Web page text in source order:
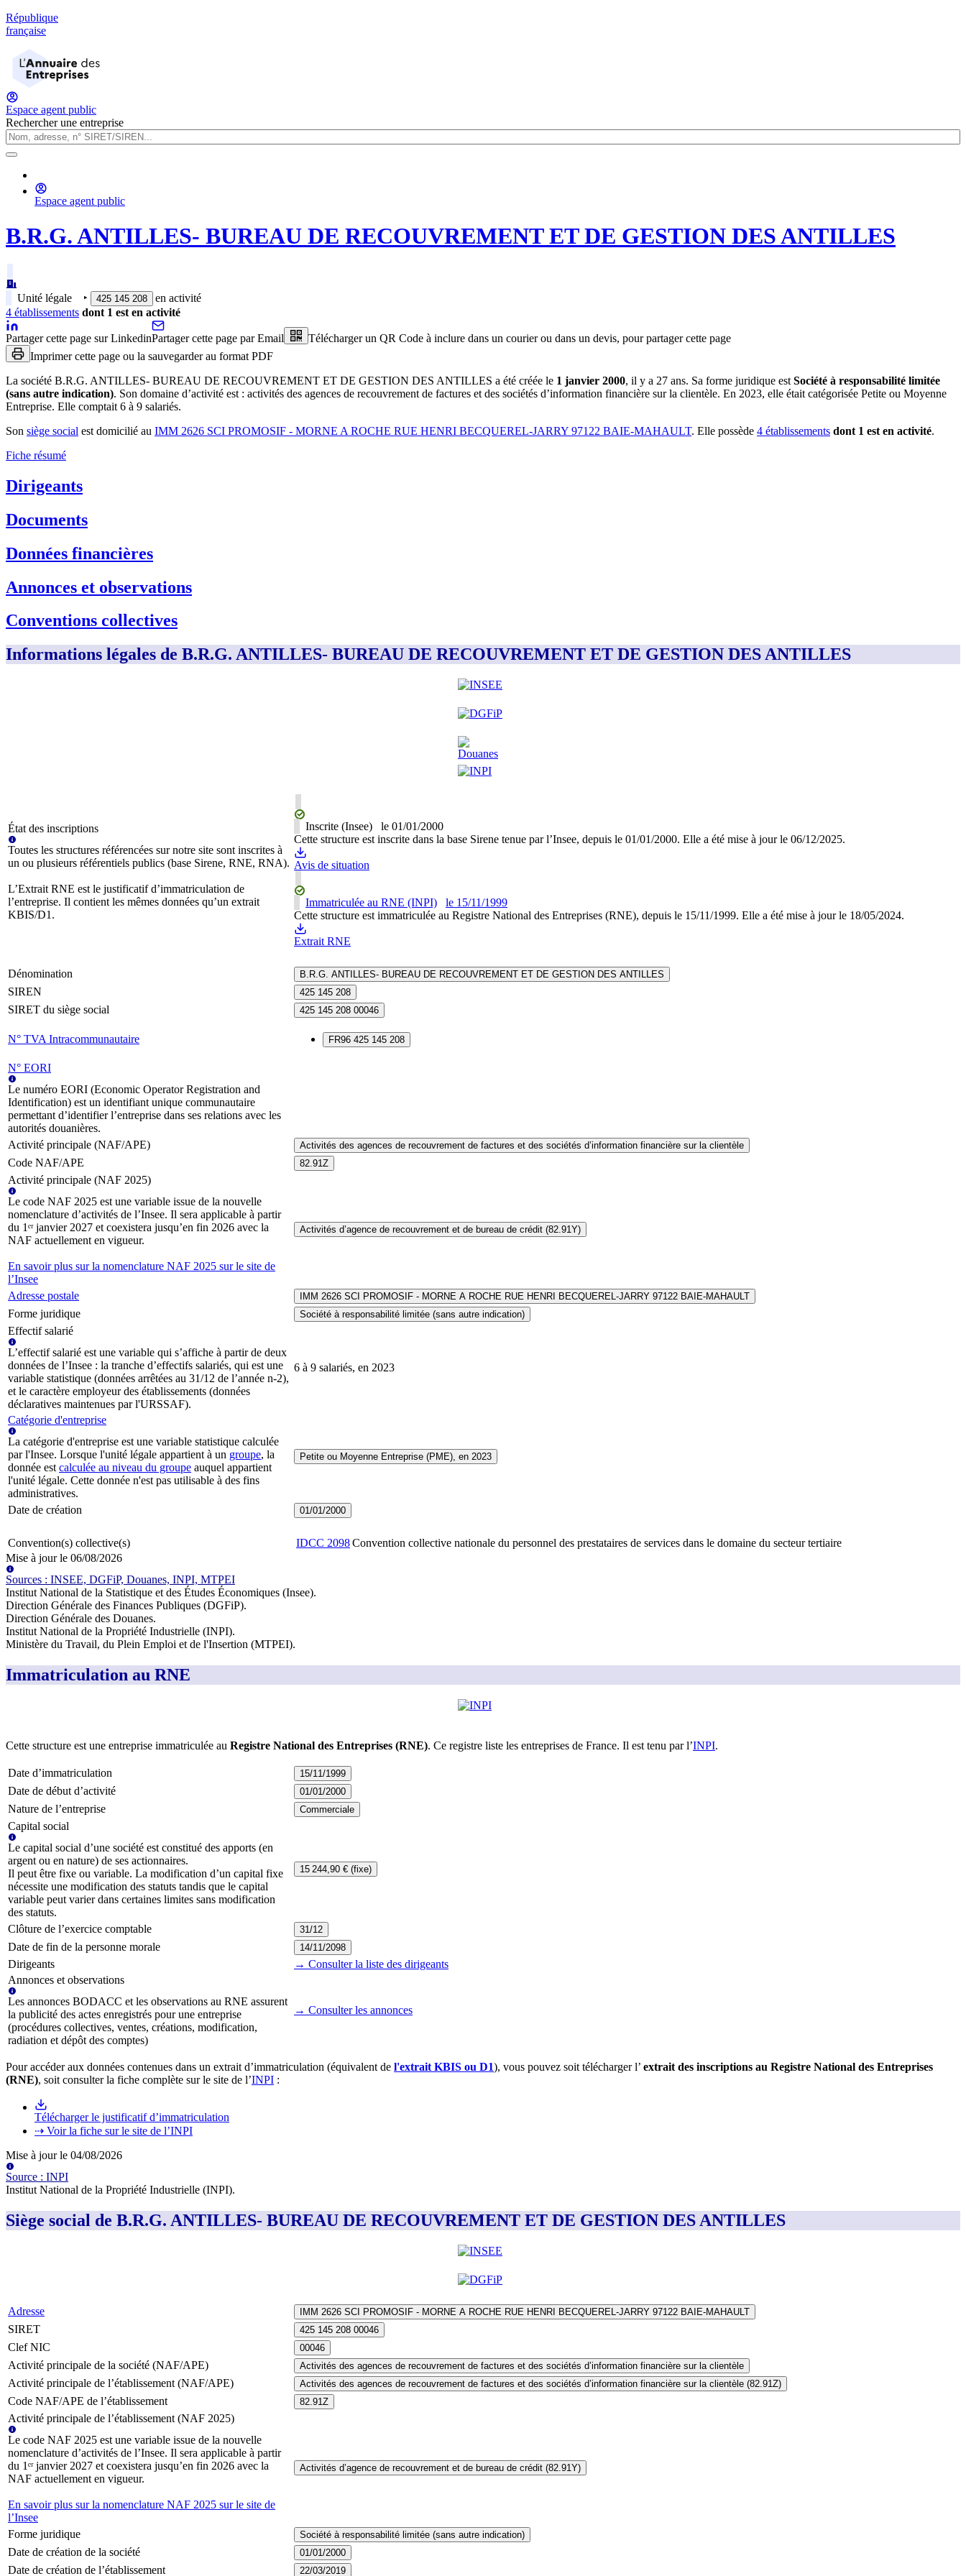
République
française
Espace agent public
Rechercher une entreprise
Espace agent public
B.R.G. ANTILLES- BUREAU DE RECOUVREMENT ET DE GESTION DES ANTILLES
Unité légale ‣ 425 145 208
en activité
4 établissements dont 1 est en activité
Partager cette page sur LinkedinPartager cette page par Email
Télécharger un QR Code à inclure dans un courier ou dans un devis, pour partager cette page
Imprimer cette page ou la sauvegarder au format PDF
La société B.R.G. ANTILLES- BUREAU DE RECOUVREMENT ET DE GESTION DES ANTILLES a été créée le 1 janvier 2000, il y a 27 ans. Sa forme juridique est Société à responsabilité limitée
(sans autre indication). Son domaine d’activité est : activités des agences de recouvrement de factures et des sociétés d’information financière sur la clientèle. En 2023, elle était catégorisée Petite ou Moyenne
Entreprise. Elle comptait 6 à 9 salariés.
Son siège social est domicilié au IMM 2626 SCI PROMOSIF - MORNE A ROCHE RUE HENRI BECQUEREL-JARRY 97122 BAIE-MAHAULT. Elle possède 4 établissements dont 1 est en activité.
Fiche résumé
Dirigeants
Documents
Données financières
Annonces et observations
Conventions collectives
Informations légales de B.R.G. ANTILLES- BUREAU DE RECOUVREMENT ET DE GESTION DES ANTILLES
État des inscriptions
Toutes les structures référencées sur notre site sont inscrites à
un ou plusieurs référentiels publics (base Sirene, RNE, RNA).
L’Extrait RNE est le justificatif d’immatriculation de
l’entreprise. Il contient les mêmes données qu’un extrait
KBIS/D1.
Inscrite (Insee) le 01/01/2000
Cette structure est inscrite dans la base Sirene tenue par l’Insee, depuis le 01/01/2000. Elle a été mise à jour le 06/12/2025.
Avis de situation
Immatriculée au RNE (INPI) le 15/11/1999
Cette structure est immatriculée au Registre National des Entreprises (RNE), depuis le 15/11/1999. Elle a été mise à jour le 18/05/2024.
Extrait RNE
Dénomination B.R.G. ANTILLES- BUREAU DE RECOUVREMENT ET DE GESTION DES ANTILLES
SIREN 425 145 208
SIRET du siège social 425 145 208 00046
N° TVA Intracommunautaire FR96 425 145 208
N° EORI
Le numéro EORI (Economic Operator Registration and
Identification) est un identifiant unique communautaire
permettant d’identifier l’entreprise dans ses relations avec les
autorités douanières.
Activité principale (NAF/APE)
Activités des agences de recouvrement de factures et des sociétés d’information financière sur la clientèle
Code NAF/APE 82.91Z
Activité principale (NAF 2025)
Le code NAF 2025 est une variable issue de la nouvelle
nomenclature d’activités de l’Insee. Il sera applicable à partir
du 1ᵉʳ janvier 2027 et coexistera jusqu’en fin 2026 avec la
NAF actuellement en vigueur.
En savoir plus sur la nomenclature NAF 2025 sur le site de
l’Insee
Activités d’agence de recouvrement et de bureau de crédit (82.91Y)
Adresse postale IMM 2626 SCI PROMOSIF - MORNE A ROCHE RUE HENRI BECQUEREL-JARRY 97122 BAIE-MAHAULT
Forme juridique Société à responsabilité limitée (sans autre indication)
Effectif salarié
L’effectif salarié est une variable qui s’affiche à partir de deux
données de l’Insee : la tranche d’effectifs salariés, qui est une
variable statistique (données arrêtées au 31/12 de l’année n-2),
et le caractère employeur des établissements (données
déclaratives maintenues par l'URSSAF).
6 à 9 salariés, en 2023
Catégorie d'entreprise
La catégorie d'entreprise est une variable statistique calculée
par l'Insee. Lorsque l'unité légale appartient à un groupe, la
donnée est calculée au niveau du groupe auquel appartient
l'unité légale. Cette donnée n'est pas utilisable à des fins
administratives.
Petite ou Moyenne Entreprise (PME), en 2023
Date de création 01/01/2000
Convention(s) collective(s) IDCC 2098Convention collective nationale du personnel des prestataires de services dans le domaine du secteur tertiaire
Mise à jour le 06/08/2026
Sources : INSEE, DGFiP, Douanes, INPI, MTPEI
Institut National de la Statistique et des Études Économiques (Insee).
Direction Générale des Finances Publiques (DGFiP).
Direction Générale des Douanes.
Institut National de la Propriété Industrielle (INPI).
Ministère du Travail, du Plein Emploi et de l'Insertion (MTPEI).
Immatriculation au RNE
Cette structure est une entreprise immatriculée au Registre National des Entreprises (RNE). Ce registre liste les entreprises de France. Il est tenu par l’INPI.
Date d’immatriculation 15/11/1999
Date de début d’activité 01/01/2000
Nature de l’entreprise Commerciale
Capital social
Le capital social d’une société est constitué des apports (en
argent ou en nature) de ses actionnaires.
Il peut être fixe ou variable. La modification d’un capital fixe
nécessite une modification des statuts tandis que le capital
variable peut varier dans certaines limites sans modification
des statuts.
15 244,90 € (fixe)
Clôture de l’exercice comptable 31/12
Date de fin de la personne morale 14/11/2098
Dirigeants
→ Consulter la liste des dirigeants
Annonces et observations
Les annonces BODACC et les observations au RNE assurent
la publicité des actes enregistrés pour une entreprise
(procédures collectives, ventes, créations, modification,
radiation et dépôt des comptes)
→ Consulter les annonces
Pour accéder aux données contenues dans un extrait d’immatriculation (équivalent de l'extrait KBIS ou D1), vous pouvez soit télécharger l’ extrait des inscriptions au Registre National des Entreprises
(RNE), soit consulter la fiche complète sur le site de l’INPI :
Télécharger le justificatif d’immatriculation
⇢ Voir la fiche sur le site de l’INPI
Mise à jour le 04/08/2026
Source : INPI
Institut National de la Propriété Industrielle (INPI).
Siège social de B.R.G. ANTILLES- BUREAU DE RECOUVREMENT ET DE GESTION DES ANTILLES
Adresse IMM 2626 SCI PROMOSIF - MORNE A ROCHE RUE HENRI BECQUEREL-JARRY 97122 BAIE-MAHAULT
SIRET 425 145 208 00046
Clef NIC 00046
Activité principale de la société (NAF/APE) Activités des agences de recouvrement de factures et des sociétés d’information financière sur la clientèle
Activité principale de l’établissement (NAF/APE) Activités des agences de recouvrement de factures et des sociétés d’information financière sur la clientèle (82.91Z)
Code NAF/APE de l’établissement 82.91Z
Activité principale de l’établissement (NAF 2025)
Le code NAF 2025 est une variable issue de la nouvelle
nomenclature d’activités de l’Insee. Il sera applicable à partir
du 1ᵉʳ janvier 2027 et coexistera jusqu’en fin 2026 avec la
NAF actuellement en vigueur.
En savoir plus sur la nomenclature NAF 2025 sur le site de
l’Insee
Activités d’agence de recouvrement et de bureau de crédit (82.91Y)
Forme juridique Société à responsabilité limitée (sans autre indication)
Date de création de la société 01/01/2000
Date de création de l’établissement 22/03/2019